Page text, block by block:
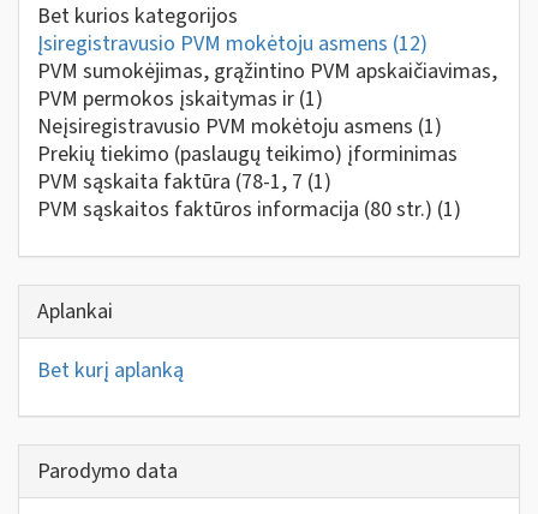
Bet kurios kategorijos
Įsiregistravusio PVM mokėtoju asmens (12)
PVM sumokėjimas, grąžintino PVM apskaičiavimas,
PVM permokos įskaitymas ir (1)
Neįsiregistravusio PVM mokėtoju asmens (1)
Prekių tiekimo (paslaugų teikimo) įforminimas
PVM sąskaita faktūra (78-1, 7 (1)
PVM sąskaitos faktūros informacija (80 str.) (1)
Aplankai
Bet kurį aplanką
Parodymo data